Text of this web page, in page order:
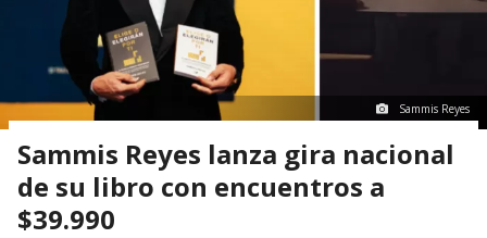
Sammis Reyes
Sammis Reyes lanza gira nacional
de su libro con encuentros a
$39.990